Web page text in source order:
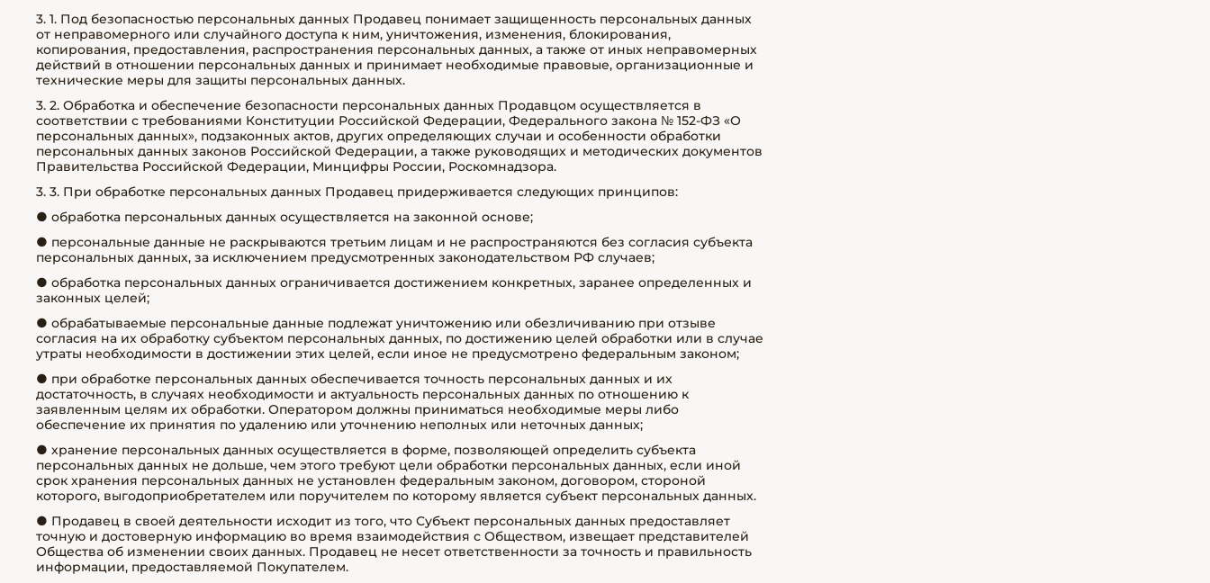
3. 1. Под безопасностью персональных данных Продавец понимает защищенность персональных данных
от неправомерного или случайного доступа к ним, уничтожения, изменения, блокирования,
копирования, предоставления, распространения персональных данных, а также от иных неправомерных
действий в отношении персональных данных и принимает необходимые правовые, организационные и
технические меры для защиты персональных данных.
3. 2. Обработка и обеспечение безопасности персональных данных Продавцом осуществляется в
соответствии с требованиями Конституции Российской Федерации, Федерального закона № 152-ФЗ «О
персональных данных», подзаконных актов, других определяющих случаи и особенности обработки
персональных данных законов Российской Федерации, а также руководящих и методических документов
Правительства Российской Федерации, Минцифры России, Роскомнадзора.
3. 3. При обработке персональных данных Продавец придерживается следующих принципов:
● обработка персональных данных осуществляется на законной основе;
● персональные данные не раскрываются третьим лицам и не распространяются без согласия субъекта
персональных данных, за исключением предусмотренных законодательством РФ случаев;
● обработка персональных данных ограничивается достижением конкретных, заранее определенных и
законных целей;
● обрабатываемые персональные данные подлежат уничтожению или обезличиванию при отзыве
согласия на их обработку субъектом персональных данных, по достижению целей обработки или в случае
утраты необходимости в достижении этих целей, если иное не предусмотрено федеральным законом;
● при обработке персональных данных обеспечивается точность персональных данных и их
достаточность, в случаях необходимости и актуальность персональных данных по отношению к
заявленным целям их обработки. Оператором должны приниматься необходимые меры либо
обеспечение их принятия по удалению или уточнению неполных или неточных данных;
● хранение персональных данных осуществляется в форме, позволяющей определить субъекта
персональных данных не дольше, чем этого требуют цели обработки персональных данных, если иной
срок хранения персональных данных не установлен федеральным законом, договором, стороной
которого, выгодоприобретателем или поручителем по которому является субъект персональных данных.
● Продавец в своей деятельности исходит из того, что Субъект персональных данных предоставляет
точную и достоверную информацию во время взаимодействия с Обществом, извещает представителей
Общества об изменении своих данных. Продавец не несет ответственности за точность и правильность
информации, предоставляемой Покупателем.